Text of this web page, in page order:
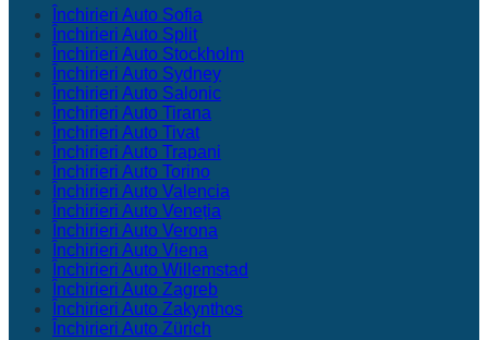
Închirieri Auto Sofia
Închirieri Auto Split
Închirieri Auto Stockholm
Închirieri Auto Sydney
Închirieri Auto Salonic
Închirieri Auto Tirana
Închirieri Auto Tivat
Închirieri Auto Trapani
Închirieri Auto Torino
Închirieri Auto Valencia
Închirieri Auto Veneția
Închirieri Auto Verona
Închirieri Auto Viena
Închirieri Auto Willemstad
Închirieri Auto Zagreb
Închirieri Auto Zakynthos
Închirieri Auto Zürich